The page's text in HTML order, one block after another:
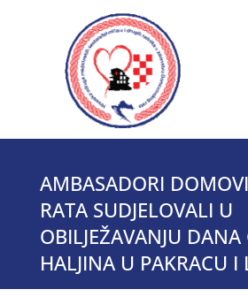
AMBASADORI
RATA SUDJELOVALI U
OBILJEŽAVANJU DANA
HALJINA U PAKRACU I